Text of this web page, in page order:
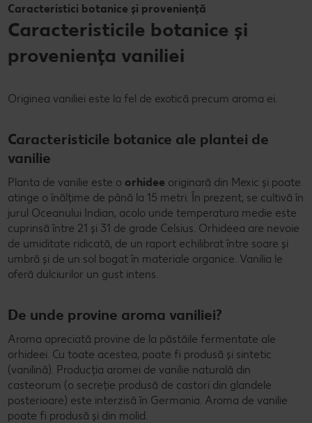
Caracteristici botanice și proveniență
Caracteristicile botanice și
proveniența vaniliei
Originea vaniliei este la fel de exotică precum aroma ei.
Caracteristicile botanice ale plantei de
vanilie
Planta de vanilie este o orhidee originară din Mexic și poate
atinge o înălțime de până la 15 metri. În prezent, se cultivă în
jurul Oceanului Indian, acolo unde temperatura medie este
cuprinsă între 21 și 31 de grade Celsius. Orhideea are nevoie
de umiditate ridicată, de un raport echilibrat între soare și
umbră și de un sol bogat în materiale organice. Vanilia le
oferă dulciurilor un gust intens.
De unde provine aroma vaniliei?
Aroma apreciată provine de la păstăile fermentate ale
orhideei. Cu toate acestea, poate fi produsă și sintetic
(vanilină). Producția aromei de vanilie naturală din
casteorum (o secreție produsă de castori din glandele
posterioare) este interzisă în Germania. Aroma de vanilie
poate fi produsă și din molid.